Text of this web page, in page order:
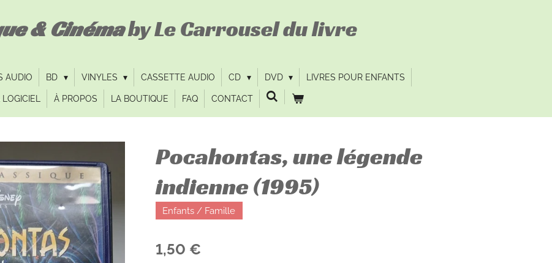
& Cinémaby Le Carrousel du livre
AUDIO BD VINYLES CASSETTE AUDIO CD DVD LIVRES POUR ENFANTS
À PROPOS LA BOUTIQUE FAQ CONTACT
Pocahontas, une légende
indienne (1995)
Enfants / Famille
1,50 €